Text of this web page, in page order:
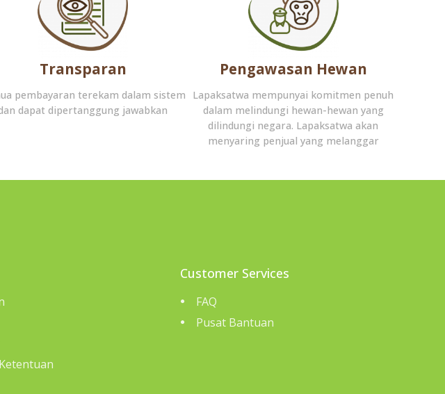
Transparan
pembayaran terekam dalam sistem
dapat dipertanggung jawabkan
Pengawasan Hewan
Lapaksatwa mempunyai komitmen penuh
dalam melindungi hewan-hewan yang
dilindungi negara. Lapaksatwa akan
menyaring penjual yang melanggar
Customer Services
FAQ
Pusat Bantuan